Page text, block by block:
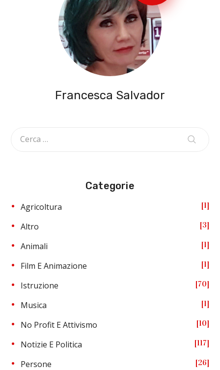
Francesca Salvador
Categorie
Agricoltura 1
Altro 3
Animali 1
Film E Animazione 1
Istruzione 70
Musica 1
No Profit E Attivismo 10
Notizie E Politica 117
Persone 26